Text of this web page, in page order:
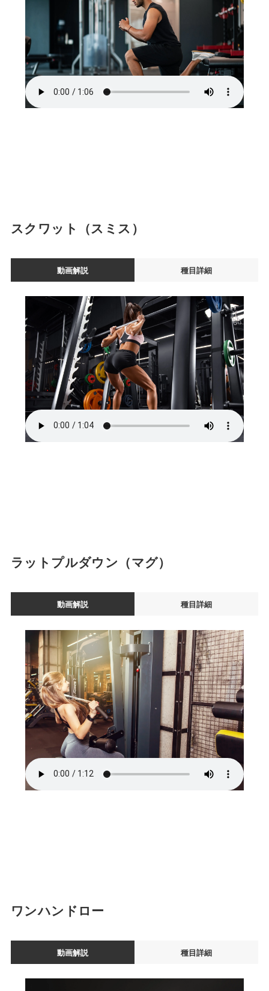
スクワット（スミス）
動画解説 種目詳細
ラットプルダウン（マグ）
動画解説 種目詳細
ワンハンドロー
動画解説 種目詳細